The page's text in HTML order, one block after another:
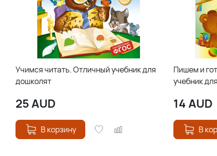
Учимся читать. Отличный учебник для
дошколят
25AUD
В корзину
Пишем и
учебник
14AUD
В